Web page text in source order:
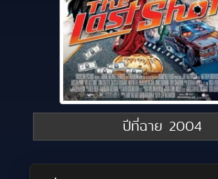
ปีที่ฉาย 2004